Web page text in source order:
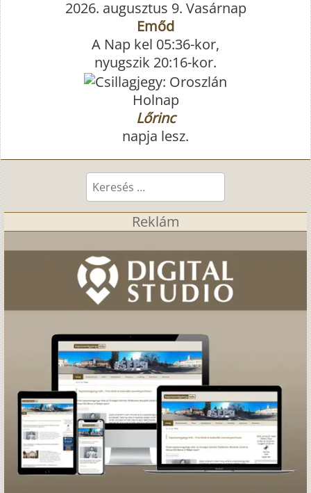
2026. augusztus 9. Vasárnap
Emőd
A Nap kel 05:36-kor,
nyugszik 20:16-kor.
Holnap
Lőrinc
napja lesz.
Keresés...
Reklám